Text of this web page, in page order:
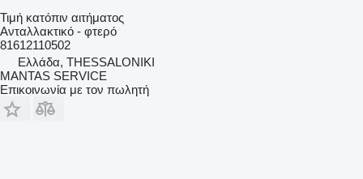
Τιμή κατόπιν αιτήματος
Ανταλλακτικό - φτερό
81612110502
Ελλάδα, THESSALONIKI
MANTAS SERVICE
Επικοινωνία με τον πωλητή